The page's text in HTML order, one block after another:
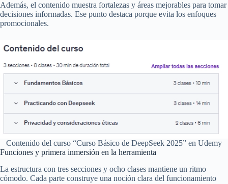
Además, el contenido muestra fortalezas y áreas mejorables para tomar
decisiones informadas. Ese punto destaca porque evita los enfoques
promocionales.
Contenido del curso “Curso Básico de DeepSeek 2025” en Udemy
Funciones y primera inmersión en la herramienta
La estructura con tres secciones y ocho clases mantiene un ritmo
cómodo. Cada parte construye una noción clara del funcionamiento